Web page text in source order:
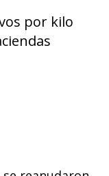
por kilo